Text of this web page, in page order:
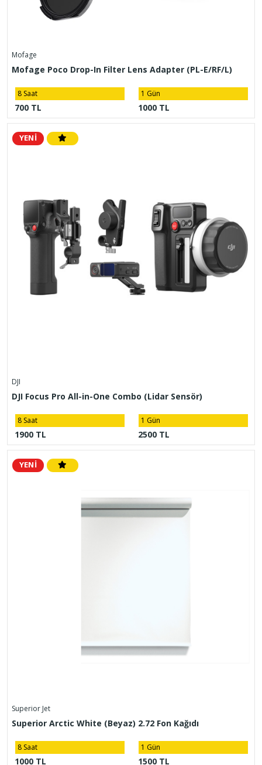
Mofage
Mofage Poco Drop-In Filter Lens Adapter (PL-E/RF/L)
8 Saat
700 TL
1 Gün
1000 TL
YENİ
DJI
DJI Focus Pro All-in-One Combo (Lidar Sensör)
8 Saat
1900 TL
1 Gün
2500 TL
YENİ
Superior Jet
Superior Arctic White (Beyaz) 2.72 Fon Kağıdı
8 Saat
1000 TL
1 Gün
1500 TL